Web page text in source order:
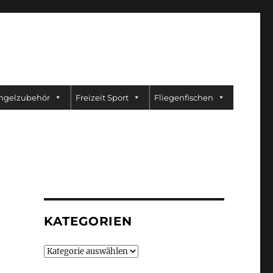
Freizeit Sport Fliegenfischen
KATEGORIEN
Kategorien